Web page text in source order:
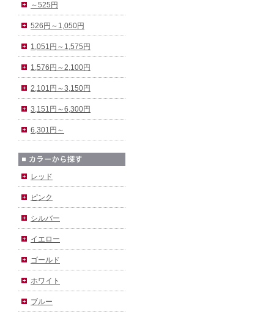
～525円
526円～1,050円
1,051円～1,575円
1,576円～2,100円
2,101円～3,150円
3,151円～6,300円
6,301円～
レッド
ピンク
シルバー
イエロー
ゴールド
ホワイト
ブルー